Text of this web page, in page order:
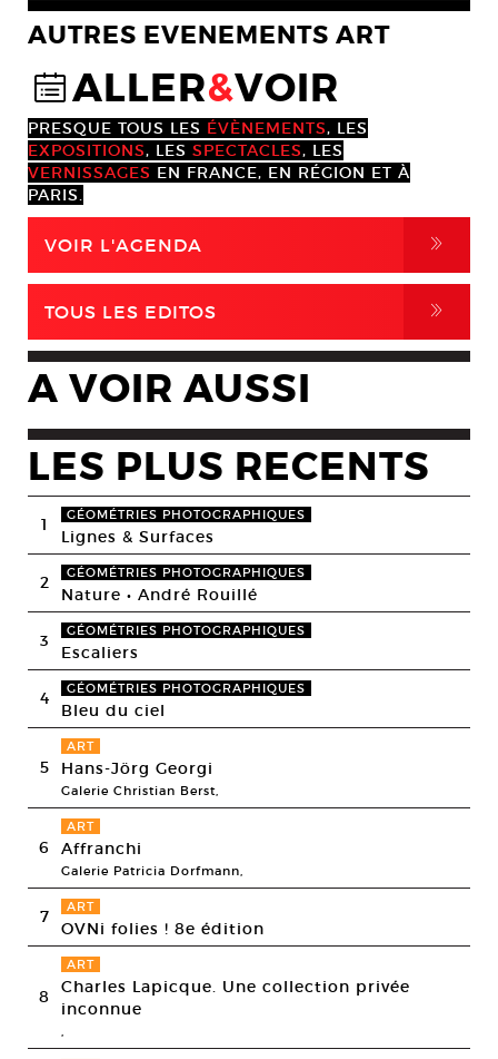
AUTRES EVENEMENTS ART
@ALLER&VOIR
PRESQUE TOUS LES ÉVÈNEMENTS, LES
EXPOSITIONS, LES SPECTACLES, LES
VERNISSAGES EN FRANCE, EN RÉGION ET À
PARIS.
VOIR L'AGENDA ,
TOUS LES EDITOS ,
A VOIR AUSSI
LES PLUS RECENTS
1 GÉOMÉTRIES PHOTOGRAPHIQUES
Lignes & Surfaces
2 GÉOMÉTRIES PHOTOGRAPHIQUES
Nature • André Rouillé
3 GÉOMÉTRIES PHOTOGRAPHIQUES
Escaliers
4 GÉOMÉTRIES PHOTOGRAPHIQUES
Bleu du ciel
5
ART
Hans-Jörg Georgi
Galerie Christian Berst,
6
ART
Affranchi
Galerie Patricia Dorfmann,
7 ART
OVNi folies ! 8e édition
8
ART
Charles Lapicque. Une collection privée
inconnue
,